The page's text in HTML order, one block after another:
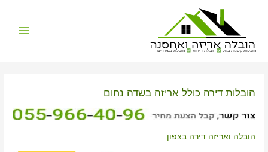
הובלות קטנות בזול הובלת דירות הובלת משרדים
הובלות דירה כולל אריזה בשדה נחום
הובלה ואריזה דירה בצפון